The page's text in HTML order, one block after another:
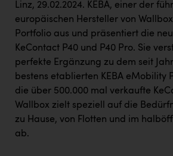
INTERSPAR
INTERSPORT Austria
Jesolo
Jane Goodall Institute Austria
Kärcher
Karin Liedl
Linz, 29.02.2024. KEBA, einer der
europäischen Hersteller von
Portfolio aus und präsentiert die
KeContact P40 und P40 Pro. Sie
perfekte Ergänzung zu dem seit
bestens etablierten KEBA eMobility
die über 500.000 mal verkaufte
Wallbox zielt speziell auf die
zu Hause, von Flotten und im
ab.